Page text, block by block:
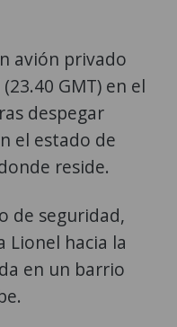
avión privado
GMT) en el
despegar
el estado de
reside.
de seguridad,
Lionel hacia la
en un barrio